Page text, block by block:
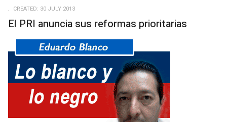
CREATED: 30 JULY 2013
El PRI anuncia sus reformas prioritarias